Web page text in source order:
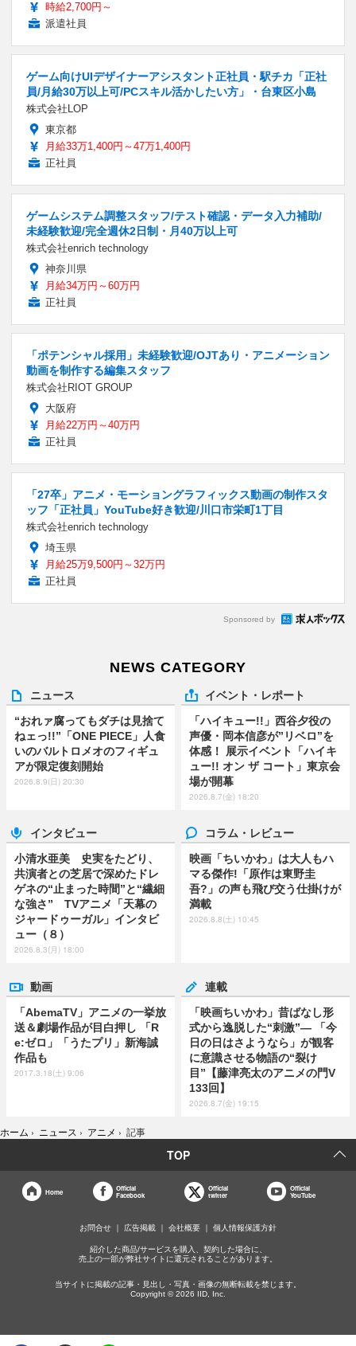
時給2,700円～
派遣社員
ゲーム向けUIデザイナーアシスタント正社員・駅チカ「正社
員/月給30万以上可/PCスキル活かしたい方」・台東区小島
株式会社LOP
東京都
月給33万1,400円～47万1,400円
正社員
ゲームシステム調整スタッフ/テスト確認・データ入力補助/
未経験歓迎/完全週休2日制・月40万以上可
株式会社enrich technology
神奈川県
月給34万円～60万円
正社員
「ポテンシャル採用」未経験歓迎/OJTあり・アニメーション
動画を制作する編集スタッフ
株式会社RIOT GROUP
大阪府
月給22万円～40万円
正社員
「27卒」アニメ・モーショングラフィックス動画の制作スタ
ッフ「正社員」YouTube好き歓迎/川口市栄町1丁目
株式会社enrich technology
埼玉県
月給25万9,500円～32万円
正社員
Sponsored by
NEWS CATEGORY
ニュース
“おれァ腐ってもダチは見捨て
ねェっ!!”「ONE PIECE」人食
いのバルトロメオのフィギュ
アが限定復刻開始
2026.8.9(日) 20:30
イベント・レポート
「ハイキュー!!」西谷夕役の
声優・岡本信彦が”リベロ”を
体感！ 展示イベント「ハイキ
ュー!! オン ザ コート」東京会
場が開幕
2026.8.7(金) 18:20
インタビュー
小清水亜美 史実をたどり、
共演者との芝居で深めたドレ
ゲネの“止まった時間”と“繊細
な強さ” TVアニメ「天幕の
ジャードゥーガル」インタビ
ュー（８）
2026.8.3(月) 18:00
コラム・レビュー
映画「ちいかわ」は大人もハ
マる傑作!「原作は東野圭
吾?」の声も飛び交う仕掛けが
満載
2026.8.8(土) 10:45
動画
「AbemaTV」アニメの一挙放
送＆劇場作品が目白押し 「R
e:ゼロ」「うたプリ」新海誠
作品も
2017.3.18(土) 9:06
連載
「映画ちいかわ」昔ばなし形
式から逸脱した“刺激”― 「今
日の日はさようなら」が観客
に意識させる物語の“裂け
目”【藤津亮太のアニメの門V
133回】
2026.8.7(金) 19:15
ホーム › ニュース › アニメ › 記事
TOP
Home
Official
Facebook
Official
twitter
Official
YouTube
お問合せ 広告掲載 会社概要 個人情報保護方針
紹介した商品/サービスを購入、契約した場合に、
売上の一部が弊社サイトに還元されることがあります。
当サイトに掲載の記事・見出し・写真・画像の無断転載を禁じます。
Copyright © 2026 IID, Inc.